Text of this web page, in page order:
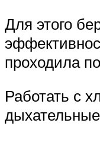
Для этого
проходила
Работать с